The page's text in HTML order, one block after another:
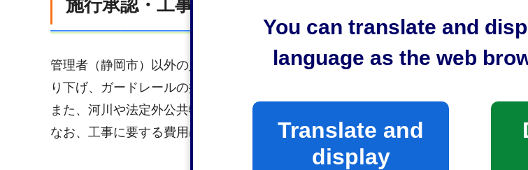
You can translate and
language as the web
Translate and
display
施行承認・工事等許可
管理者（静岡市）以外の人が道路に私道（進入路）を接続する際の取合部工事、車
り下げ、ガードレールの撤去等、道路に関する工事を行う場合は、管理者（静岡市
また、河川や法定外公共物に関する工事を行う場合も管理者の許可が必要となります
なお、工事に要する費用は申請される方の負担となります。